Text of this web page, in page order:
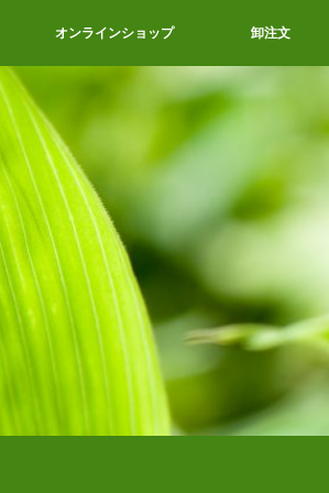
オンラインショップ 卸注文